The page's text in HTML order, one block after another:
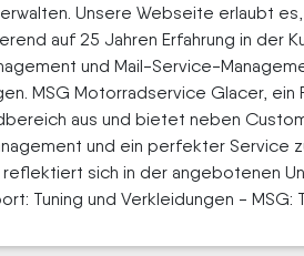
Unsere Webseite erlaubt
auf 25 Jahren Erfahrung in der
und Mail-Service-
MSG Motorradservice Glacer,
aus und bietet neben
und ein perfekter Service
sich in der angebotenen
Tuning und Verkleidungen - MSG: